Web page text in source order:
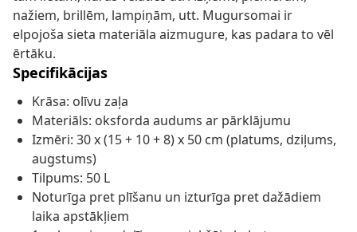
nažiem, brillēm, lampiņām, utt. Mugursomai ir
elpojoša sieta materiāla aizmugure, kas padara to vēl
ērtāku.
Specifikācijas
Krāsa: olīvu zaļa
Materiāls: oksforda audums ar pārklājumu
Izmēri: 30 x (15 + 10 + 8) x 50 cm (platums, dziļums,
augstums)
Tilpums: 50 L
Noturīga pret plīšanu un izturīga pret dažādiem
laika apstākļiem